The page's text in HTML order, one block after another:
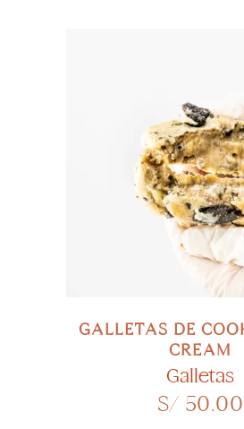
SELECCIONAR
GALLETAS DE
CREAM
Galletas
S/ 50.00